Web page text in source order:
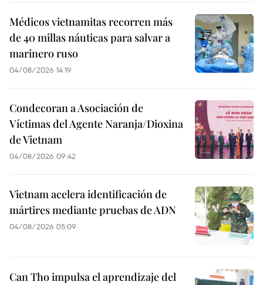
Médicos vietnamitas recorren más
de 40 millas náuticas para salvar a
marinero ruso
04/08/2026 14:19
Condecoran a Asociación de
Víctimas del Agente Naranja/Dioxina
de Vietnam
04/08/2026 09:42
Vietnam acelera identificación de
mártires mediante pruebas de ADN
04/08/2026 05:09
Can Tho impulsa el aprendizaje del